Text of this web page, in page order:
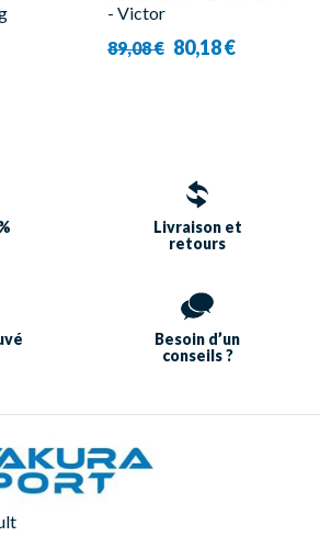
- Victor
89,08 € 80,18 €
Livraison et
retours
Besoin d’un
conseils ?